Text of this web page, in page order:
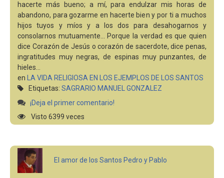
hacerte más bueno; a mí, para endulzar mis horas de
abandono, para gozarme en hacerte bien y por ti a muchos
hijos tuyos y míos y a los dos para desahogarnos y
consolarnos mutuamente... Porque la verdad es que quien
dice Corazón de Jesús o corazón de sacerdote, dice penas,
ingratitudes muy negras, de espinas muy punzantes, de
hieles…
en LA VIDA RELIGIOSA EN LOS EJEMPLOS DE LOS SANTOS
Etiquetas: SAGRARIO MANUEL GONZALEZ
¡Deja el primer comentario!
Visto 6399 veces
El amor de los Santos Pedro y Pablo